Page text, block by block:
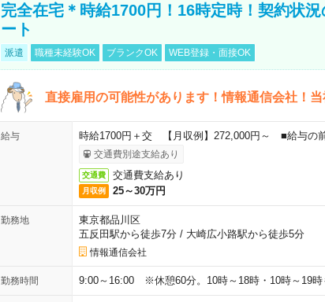
完全在宅＊時給1700円！16時定時！契約状
ート
派遣 職種未経験OK ブランクOK WEB登録・面接OK
直接雇用の可能性があります！情報通信会社！
給与 時給1700円＋交 【月収例】272,000円～ ■給与の
交通費別途支給あり
交通費 交通費支給あり
月収例 25～30万円
勤務地
東京都品川区
五反田駅から徒歩7分/ 大崎広小路駅から徒歩5分
情報通信会社
勤務時間 9:00～16:00 ※休憩60分。10時～18時・10時～19時